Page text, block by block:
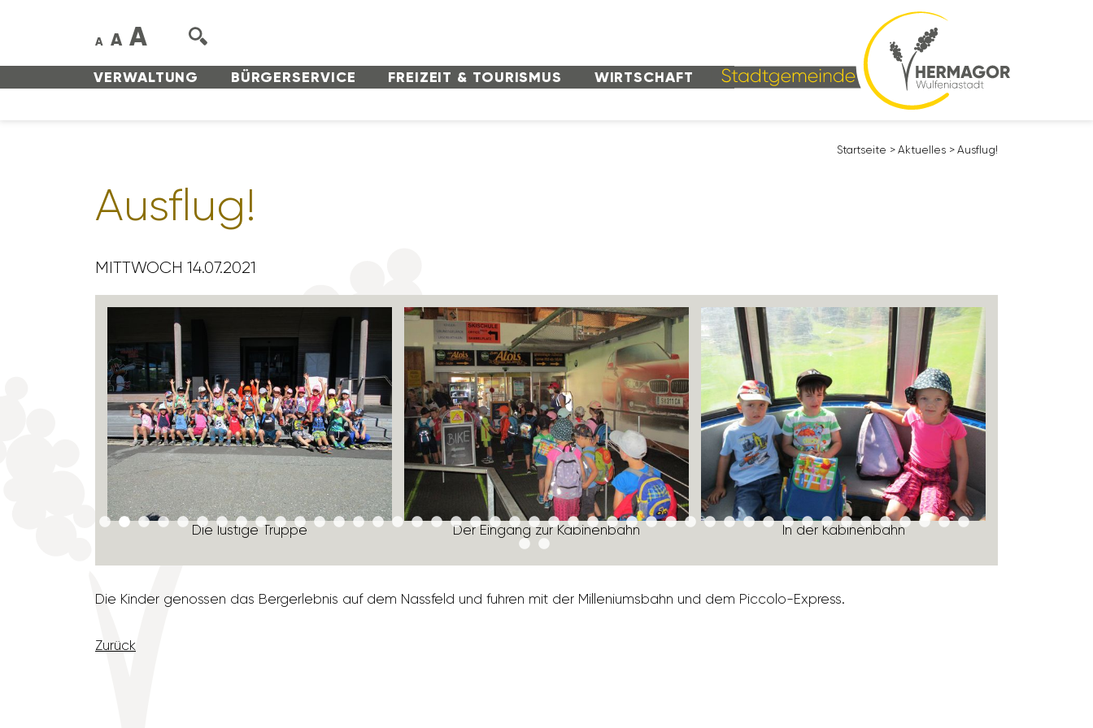
VERWAL­TUNG BÜRGER­SERVICE FREI­ZEIT & TOURISMUS WIRT­SCHAFT
A A A
Start­seite > Aktu­elles > Ausflug!
Ausflug!
MITTWOCH 14.07.2021
Die lustige Truppe Der Eingang zur Kabi­nen­bahn In der Kabi­nen­bahn
Die Kinder genossen das Berg­er­lebnis auf dem Nass­feld und fuhren mit der Mille­ni­ums­bahn und dem Piccolo-Express.
Zurück